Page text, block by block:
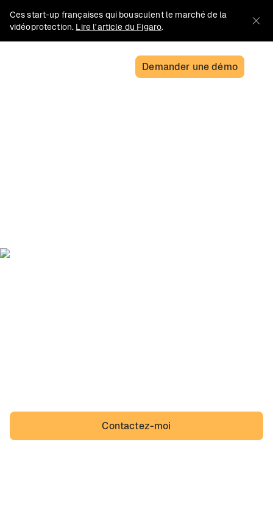
Ces start-up françaises qui bousculent le marché de la
vidéoprotection. Lire l'article du Figaro.
Demander une démo
Contactez-moi